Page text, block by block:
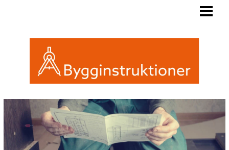
ATTEFALL ELLER FRIGGEBOD
INREDA EN FRIGGEBOD